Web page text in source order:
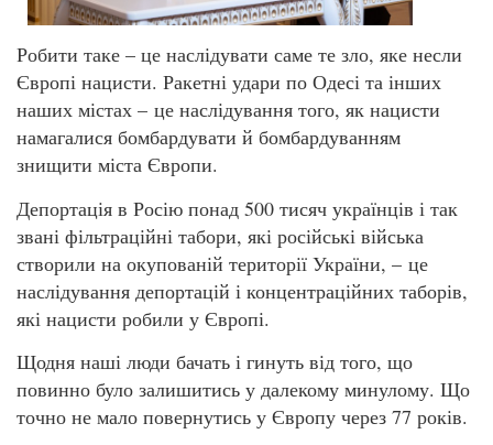
Робити таке – це наслідувати саме те зло, яке несли
Європі нацисти. Ракетні удари по Одесі та інших
наших містах – це наслідування того, як нацисти
намагалися бомбардувати й бомбардуванням
знищити міста Європи.
Депортація в Росію понад 500 тисяч українців і так
звані фільтраційні табори, які російські війська
створили на окупованій території України, – це
наслідування депортацій і концентраційних таборів,
які нацисти робили у Європі.
Щодня наші люди бачать і гинуть від того, що
повинно було залишитись у далекому минулому. Що
точно не мало повернутись у Європу через 77 років.